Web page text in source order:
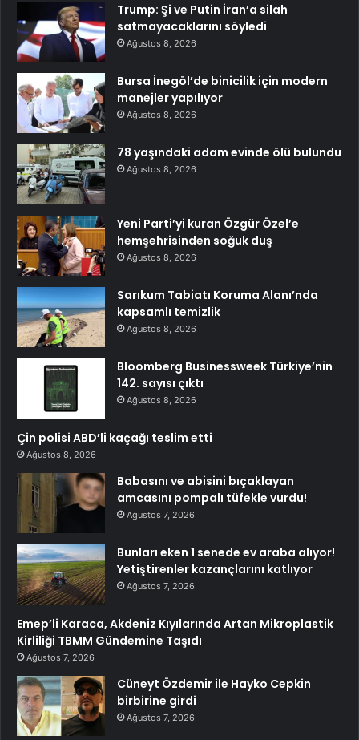
Trump: Şi ve Putin İran’a silah
satmayacaklarını söyledi
Ağustos 8, 2026
Bursa İnegöl’de binicilik için modern
manejler yapılıyor
Ağustos 8, 2026
78 yaşındaki adam evinde ölü bulundu
Ağustos 8, 2026
Yeni Parti’yi kuran Özgür Özel’e
hemşehrisinden soğuk duş
Ağustos 8, 2026
Sarıkum Tabiatı Koruma Alanı’nda
kapsamlı temizlik
Ağustos 8, 2026
Bloomberg Businessweek Türkiye’nin
142. sayısı çıktı
Ağustos 8, 2026
Çin polisi ABD’li kaçağı teslim etti
Ağustos 8, 2026
Babasını ve abisini bıçaklayan
amcasını pompalı tüfekle vurdu!
Ağustos 7, 2026
Bunları eken 1 senede ev araba alıyor!
Yetiştirenler kazançlarını katlıyor
Ağustos 7, 2026
Emep’li Karaca, Akdeniz Kıyılarında Artan Mikroplastik
Kirliliği TBMM Gündemine Taşıdı
Ağustos 7, 2026
Cüneyt Özdemir ile Hayko Cepkin
birbirine girdi
Ağustos 7, 2026